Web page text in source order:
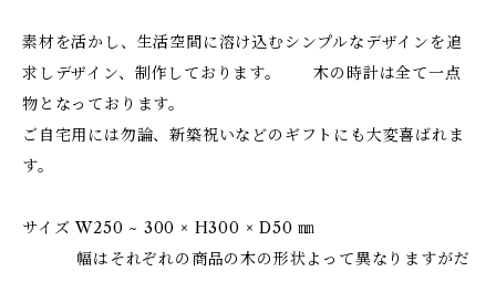
素材を活かし、生活空間に溶け込むシンプルなデザインを追
求しデザイン、制作しております。 木の時計は全て一点
物となっております。
ご自宅用には勿論、新築祝いなどのギフトにも大変喜ばれま
す。
サイズ W250 ~ 300 × H300 × D50 ㎜
幅はそれぞれの商品の木の形状よって異なりますがだ